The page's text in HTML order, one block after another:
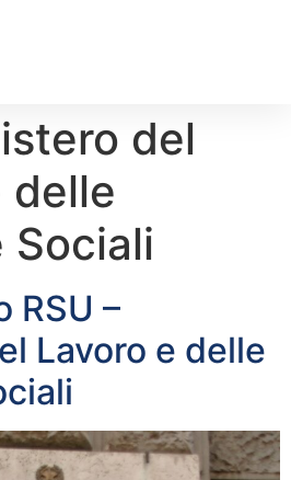
del
delle
Sociali
RSU –
Lavoro e delle